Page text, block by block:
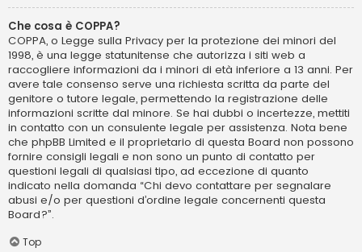
Che cosa è COPPA?
COPPA, o Legge sulla Privacy per la protezione dei minori del
1998, è una legge statunitense che autorizza i siti web a
raccogliere informazioni da i minori di età inferiore a 13 anni. Per
avere tale consenso serve una richiesta scritta da parte del
genitore o tutore legale, permettendo la registrazione delle
informazioni scritte dal minore. Se hai dubbi o incertezze, mettiti
in contatto con un consulente legale per assistenza. Nota bene
che phpBB Limited e il proprietario di questa Board non possono
fornire consigli legali e non sono un punto di contatto per
questioni legali di qualsiasi tipo, ad eccezione di quanto
indicato nella domanda “Chi devo contattare per segnalare
abusi e/o per questioni d’ordine legale concernenti questa
Board?”.
Top